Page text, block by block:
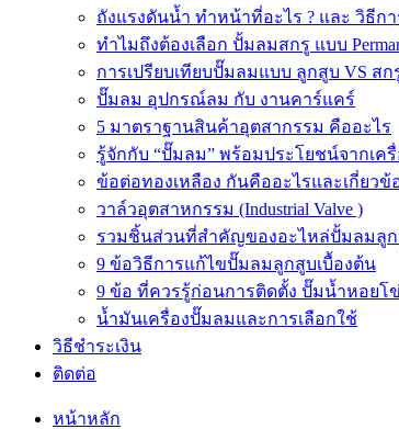
ถังแรงดันน้ำ ทำหน้าที่อะไร ? และ วิธีก
ทำไมถึงต้องเลือก ปั้มลมสกรู แบบ
การเปรียบเทียบปั๊มลมแบบ ลูกสูบ VS สก
ปั๊มลม อุปกรณ์ลม กับ งานคาร์แคร์
5 มาตราฐานสินค้าอุตสากรรม คืออะไร
รู้จักกับ “ปั๊มลม” พร้อมประโยชน์จากเ
ข้อต่อทองเหลือง กันคืออะไรและเกี่ยว
วาล์วอุตสาหกรรม (Industrial Valve )
รวมชิ้นส่วนที่สำคัญของอะไหล่ปั้มลมลู
9 ข้อวิธีการแก้ไขปั๊มลมลูกสูบเบื้องต้น
9 ข้อ ที่ควรรู้ก่อนการติดตั้ง ปั๊มน้ำหอยโ
น้ำมันเครื่องปั๊มลมและการเลือกใช้
วิธีชำระเงิน
ติดต่อ
หน้าหลัก